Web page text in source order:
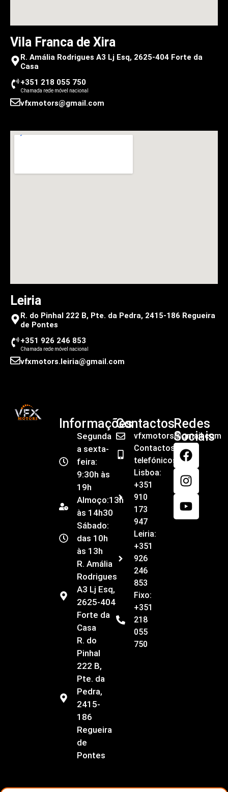
Vila Franca de Xira
R. Amália Rodrigues A3 Lj Esq, 2625-404 Forte da
Casa
+351 218 055 750
Chamada rede móvel nacional
vfxmotors@gmail.com
Leiria
R. do Pinhal 222 B, Pte. da Pedra, 2415-186 Regueira
de Pontes
+351 926 246 853
Chamada rede móvel nacional
vfxmotors.leiria@gmail.com
Informações
Segunda
a sexta-
feira:
9:30h às
19h
Almoço:13h
às 14h30
Sábado:
das 10h
às 13h
R. Amália
Rodrigues
A3 Lj Esq,
2625-404
Forte da
Casa
R. do
Pinhal
222 B,
Pte. da
Pedra,
2415-
186
Regueira
de
Pontes
Contactos
vfxmotors@gmail.com
Contactos
telefónicos
Lisboa:
+351
910
173
947
Leiria:
+351
926
246
853
Fixo:
+351
218
055
750
Redes
Sociais